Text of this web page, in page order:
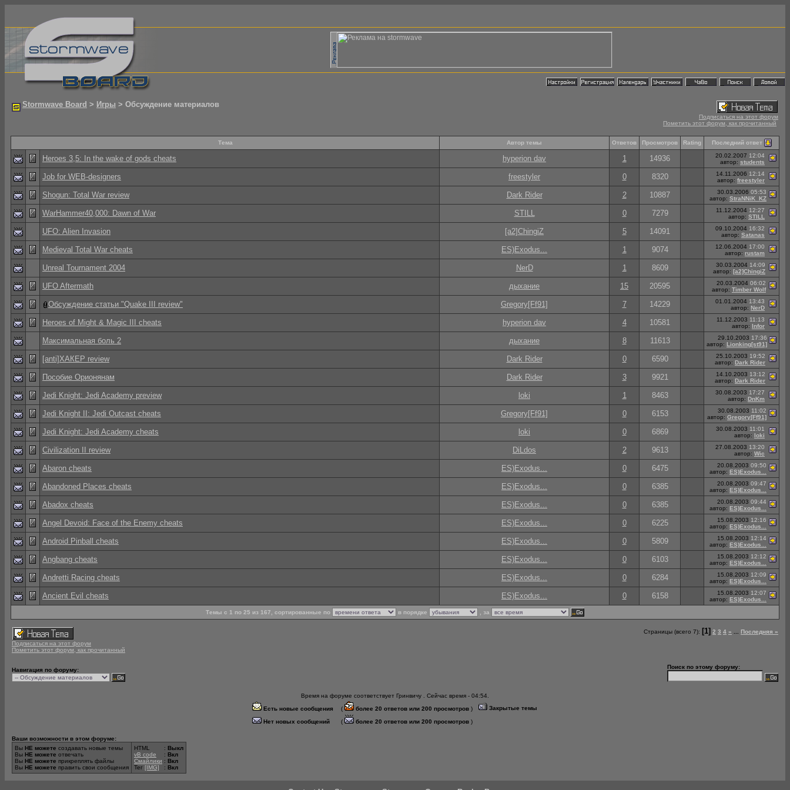
Stormwave Board > Игры > Обсуждение материалов
Подписаться на этот форум
Пометить этот форум, как прочитанный
Тема Автор темы Ответов Просмотров Rating Последний ответ
Heroes 3,5: In the wake of gods cheats hyperion dav 1 14936 20.02.2007 12:04
автор: students
Job for WEB-designers freestyler 0 8320 14.11.2006 12:14
автор: freestyler
Shogun: Total War review Dark Rider 2 10887 30.03.2006 05:53
автор: StraNNiK_KZ
WarHammer40,000: Dawn of War STILL 0 7279 11.12.2004 12:27
автор: STILL
UFO: Alien Invasion [a2]ChingiZ 5 14091 09.10.2004 16:32
автор: Satanas
Medieval Total War cheats ES)Exodus... 1 9074 12.06.2004 17:00
автор: rustam
Unreal Tournament 2004 NerD 1 8609 30.03.2004 14:09
автор: [a2]ChingiZ
UFO Aftermath дыхание 15 20595 20.03.2004 06:02
автор: Timber Wolf
Обсуждение статьи "Quake III review" Gregory[Ff91] 7 14229 01.01.2004 13:43
автор: NerD
Heroes of Might & Magic III cheats hyperion dav 4 10581 11.12.2003 11:13
автор: Infor
Максимальная боль 2 дыхание 8 11613 29.10.2003 17:36
автор: Lionking[st91]
[anti]ХАКЕР review Dark Rider 0 6590 25.10.2003 19:52
автор: Dark Rider
Пособие Орионянам Dark Rider 3 9921 14.10.2003 13:12
автор: Dark Rider
Jedi Knight: Jedi Academy preview loki 1 8463 30.08.2003 17:27
автор: DnKm
Jedi Knight II: Jedi Outcast cheats Gregory[Ff91] 0 6153 30.08.2003 11:02
автор: Gregory[Ff91]
Jedi Knight: Jedi Academy cheats loki 0 6869 30.08.2003 11:01
автор: loki
Civilization II review DiLdos 2 9613 27.08.2003 13:20
автор: Wic
Abaron cheats ES)Exodus... 0 6475 20.08.2003 09:50
автор: ES)Exodus...
Abandoned Places cheats ES)Exodus... 0 6385 20.08.2003 09:47
автор: ES)Exodus...
Abadox cheats ES)Exodus... 0 6385 20.08.2003 09:44
автор: ES)Exodus...
Angel Devoid: Face of the Enemy cheats ES)Exodus... 0 6225 15.08.2003 12:16
автор: ES)Exodus...
Android Pinball cheats ES)Exodus... 0 5809 15.08.2003 12:14
автор: ES)Exodus...
Angbang cheats ES)Exodus... 0 6103 15.08.2003 12:12
автор: ES)Exodus...
Andretti Racing cheats ES)Exodus... 0 6284 15.08.2003 12:09
автор: ES)Exodus...
Ancient Evil cheats ES)Exodus... 0 6158 15.08.2003 12:07
автор: ES)Exodus...
Темы с 1 по 25 из 167, сортированные по
в порядке , за
Подписаться на этот форум
Пометить этот форум, как прочитанный
Страницы (всего 7): [1] 2 3 4 » Последняя »
Навигация по форуму: Поиск по этому форуму:
Время на форуме соответствует Гринвичу . Сейчас время - 04:54.
Есть новые сообщения
( более 20 ответов или 200 просмотров ) Закрытые темы
Нет новых сообщений ( более 20 ответов или 200 просмотров )
Ваши возможности в этом форуме:
Вы НЕ можете создавать новые темы
Вы НЕ можете отвечать
Вы НЕ можете прикреплять файлы
Вы НЕ можете править свои сообщения
HTML
vB code
Смайлики
Тег [IMG]
: Выкл
: Вкл
: Вкл
: Вкл